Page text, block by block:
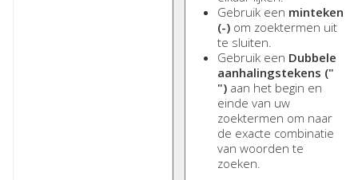
Gebruik een minteken
(-) om zoektermen uit
te sluiten.
Gebruik een Dubbele
aanhalingstekens ("
") aan het begin en
einde van uw
zoektermen om naar
de exacte combinatie
van woorden te
zoeken.